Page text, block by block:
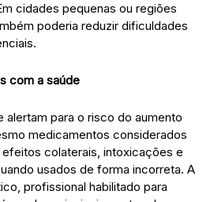
cidades pequenas ou regiões
poderia reduzir dificuldades
com a saúde
alertam para o risco do aumento
medicamentos considerados
colaterais, intoxicações e
usados de forma incorreta. A
profissional habilitado para